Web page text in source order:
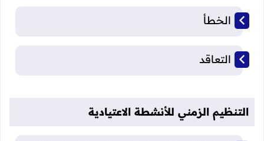
الخطأ
التعاقد
التنظيم الزمني للأنشطة الاعتيادية